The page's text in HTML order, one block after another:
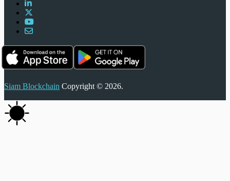
Siam Blockchain Copyright © 2026.